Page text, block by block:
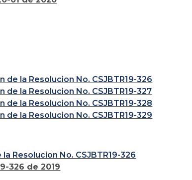
la Resolucion No. CSJBTR19-326
la Resolucion No. CSJBTR19-327
la Resolucion No. CSJBTR19-328
la Resolucion No. CSJBTR19-329
Resolucion No. CSJBTR19-326
326 de 2019